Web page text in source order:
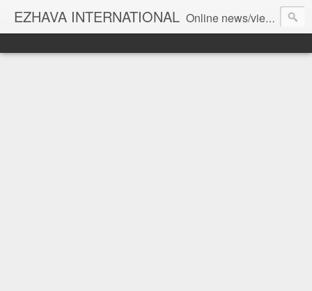
EZHAVA INTERNATIONAL Online news/views JOURNAL... Connecting the community worldwide Editorial Director: Prem Chandran